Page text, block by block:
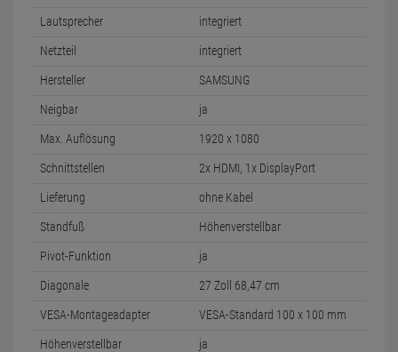
Lautsprecher integriert
Netzteil integriert
Hersteller SAMSUNG
Neigbar ja
Max. Auflösung 1920 x 1080
Schnittstellen 2x HDMI, 1x DisplayPort
Lieferung ohne Kabel
Standfuß Höhenverstellbar
Pivot-Funktion ja
Diagonale 27 Zoll 68,47 cm
VESA-Montageadapter VESA-Standard 100 x 100 mm
Höhenverstellbar ja